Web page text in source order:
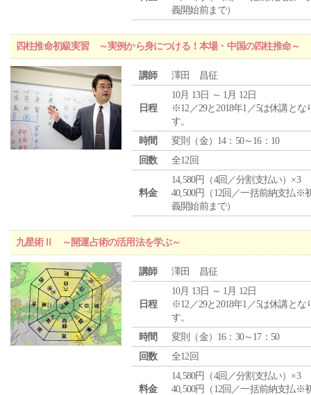
義開始前まで）
四柱推命初級実習 ～実例から身につける！本場・中国の四柱推命～
講師 澤田 昌征
日程
10月 13日 ～ 1月 12日
※12／29と2018年1／5は休講とな
す。
時間
変則（金）14：50～16：10
回数
全12回
料金
14,580円（4回／分割支払い）×3
40,500円（12回／一括前納支払※
義開始前まで）
九星術Ⅱ ～開運占術の活用法を学ぶ～
講師 澤田 昌征
日程
10月 13日 ～ 1月 12日
※12／29と2018年1／5は休講とな
す。
時間
変則（金）16：30～17：50
回数
全12回
料金
14,580円（4回／分割支払い）×3
40,500円（12回／一括前納支払※